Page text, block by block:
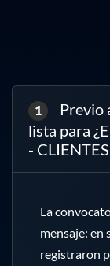
1
Previo
lista para
- CLIENTES
La
mensaje: en
registraron